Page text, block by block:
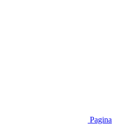
Pagina